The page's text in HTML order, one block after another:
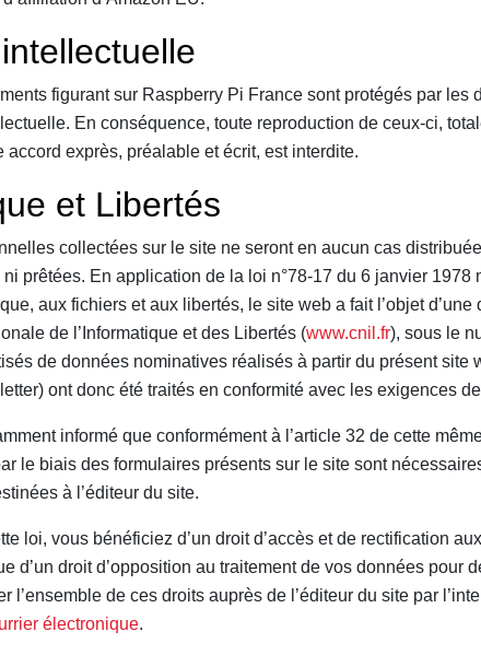
figurant sur Raspberry Pi France sont protégés par les
En conséquence, toute reproduction de ceux-ci,
accord exprès, préalable et écrit, est interdite.
et Libertés
collectées sur le site ne seront en aucun cas
prêtées. En application de la loi n°78-17 du 6 janvier 1978
aux fichiers et aux libertés, le site web a fait l’objet
de l’Informatique et des Libertés (www.cnil.fr), sous le
de données nominatives réalisés à partir du présent site
ont donc été traités en conformité avec les exigences
informé que conformément à l’article 32 de cette
le biais des formulaires présents sur le site sont
à l’éditeur du site.
loi, vous bénéficiez d’un droit d’accès et de rectification
d’un droit d’opposition au traitement de vos données pour
l’ensemble de ces droits auprès de l’éditeur du site par
électronique.